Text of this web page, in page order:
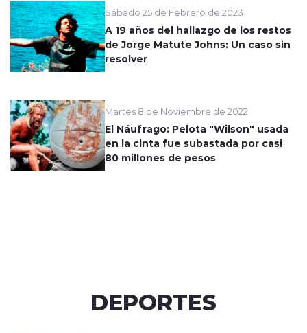
Sábado 25 de Febrero de 2023
A 19 años del hallazgo de los restos
de Jorge Matute Johns: Un caso sin
resolver
Martes 8 de Noviembre de 2022
El Náufrago: Pelota "Wilson" usada
en la cinta fue subastada por casi
80 millones de pesos
DEPORTES